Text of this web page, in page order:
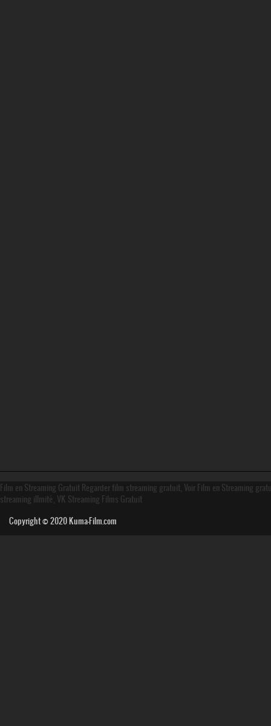
Film en Streaming Gratuit Regarder film streaming gratuit, Voir Film en Streaming
streaming illmité, VK Streaming Films Gratuit
Copyright © 2020Kuma-Film.com